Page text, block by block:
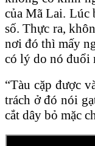
của Mã Lai. Lúc
số. Thực ra,
nơi đó thì mấy
có lý do nó đuổi
“Tàu cặp được
trách ở đó nói
cắt dây bỏ mặc